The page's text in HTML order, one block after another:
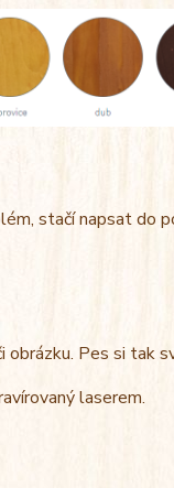
stačí napsat do
obrázku. Pes si tak
laserem.